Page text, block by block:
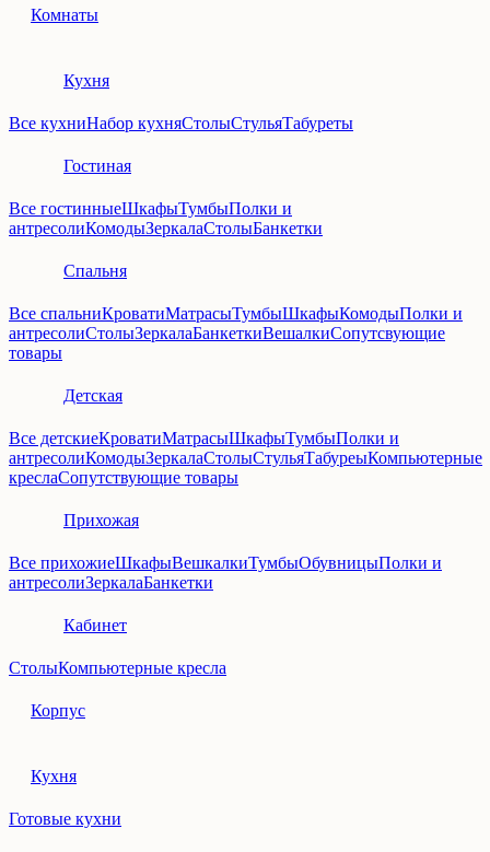
Комнаты
Кухня
Все кухниНабор кухняСтолыСтульяТабуреты
Гостиная
Все гостинныеШкафыТумбыПолки и
антресолиКомодыЗеркалаСтолыБанкетки
Спальня
Все спальниКроватиМатрасыТумбыШкафыКомодыПолки и
антресолиСтолыЗеркалаБанкеткиВешалкиСопутсвующие
товары
Детская
Все детскиеКроватиМатрасыШкафыТумбыПолки и
антресолиКомодыЗеркалаСтолыСтульяТабуреыКомпьютерные
креслаСопутствующие товары
Прихожая
Все прихожиеШкафыВешкалкиТумбыОбувницыПолки и
антресолиЗеркалаБанкетки
Кабинет
СтолыКомпьютерные кресла
Корпус
Кухня
Готовые кухни